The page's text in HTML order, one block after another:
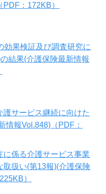
：172KB）
効果検証及び調査研究に
結果(介護保険最新情報
サービス継続に向けた
情報Vol.848)（PDF：
に係る介護サービス事業
取扱い(第13報)(介護保険
）